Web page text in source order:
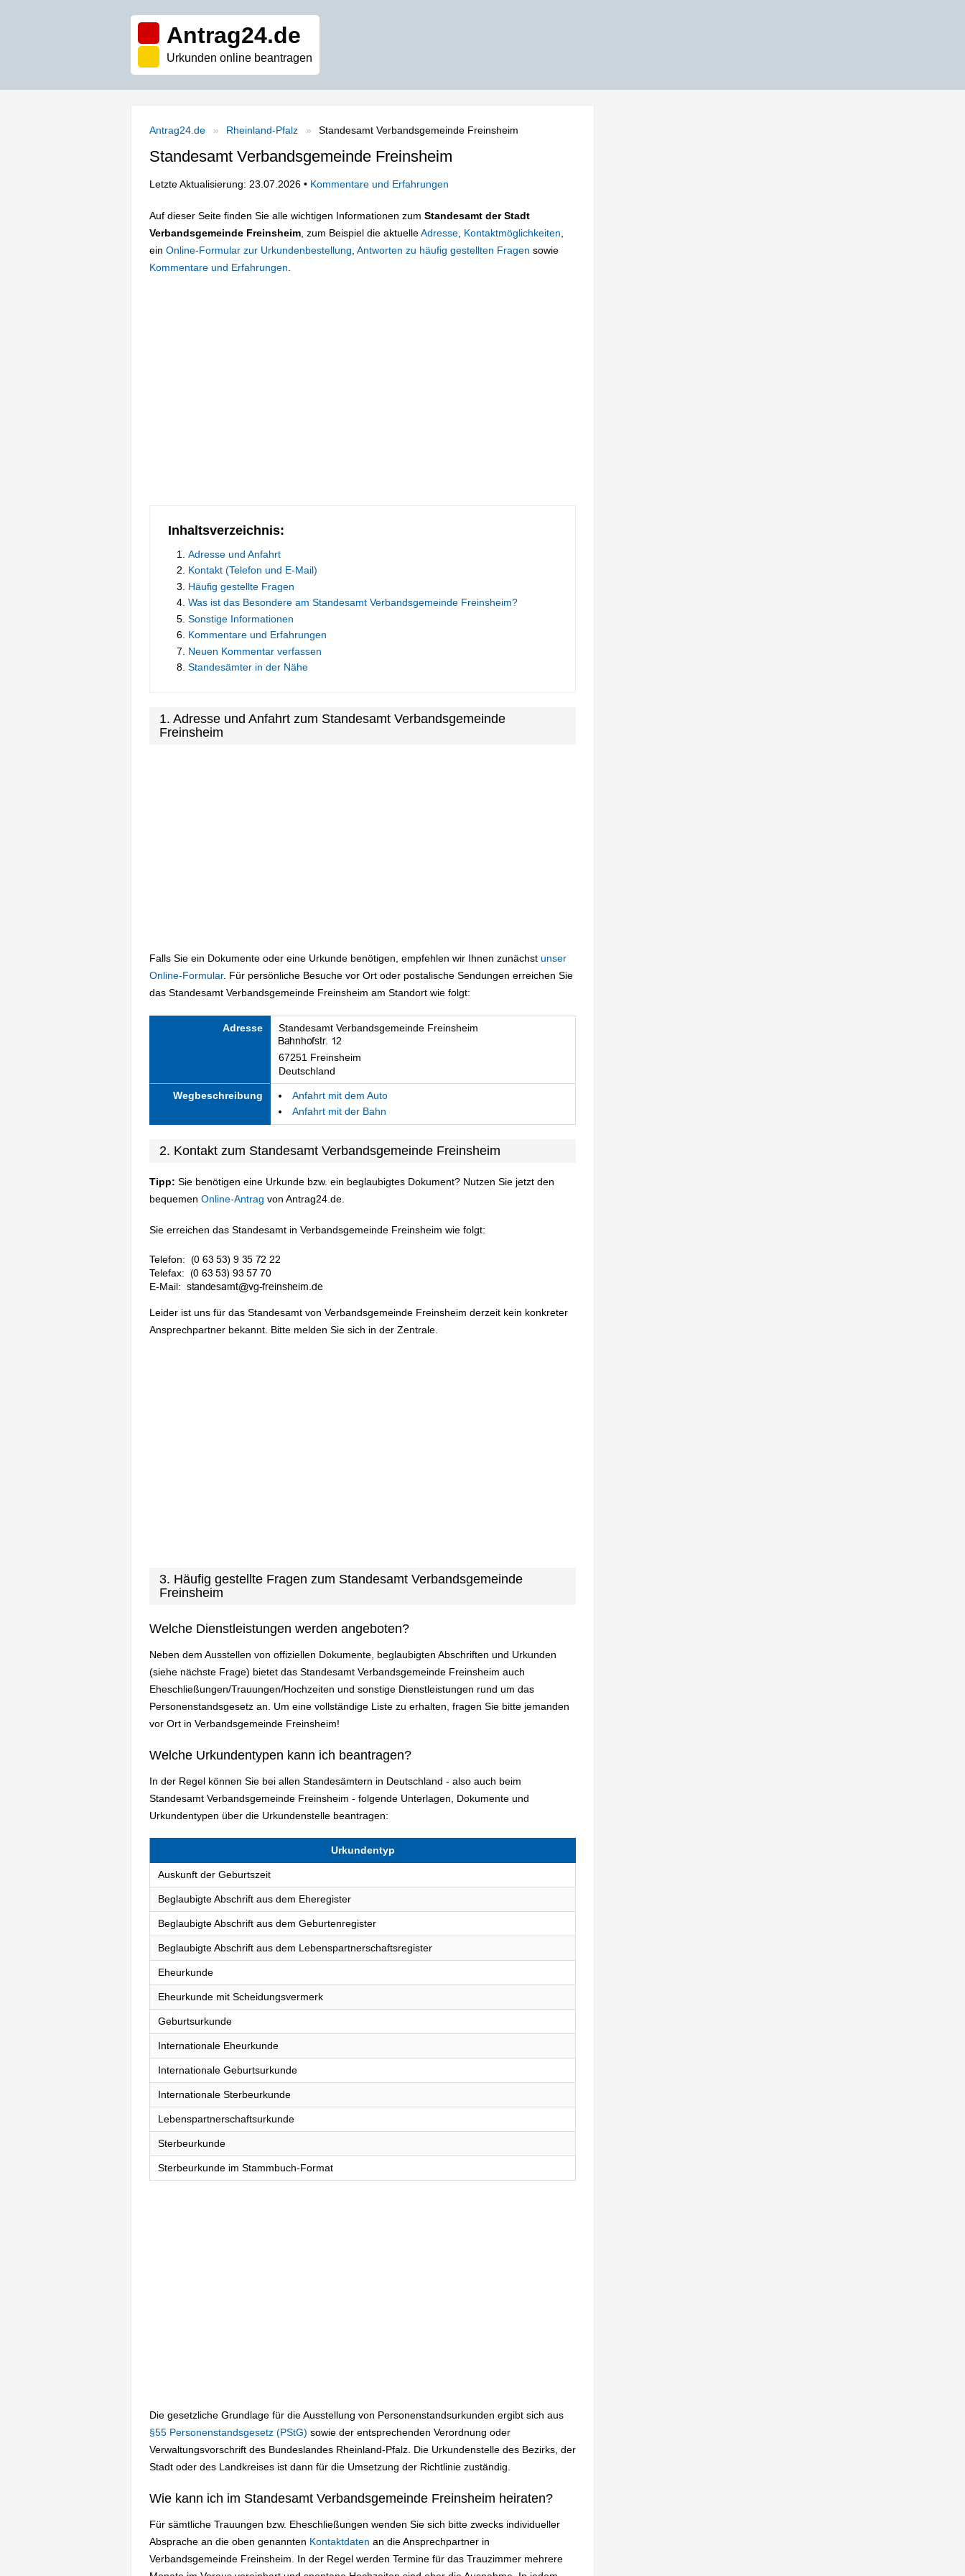
Antrag24.de
Urkunden online beantragen
Antrag24.de Rheinland-Pfalz Standesamt Verbandsgemeinde Freinsheim
Standesamt Verbandsgemeinde Freinsheim
Letzte Aktualisierung: 23.07.2026 • Kommentare und Erfahrungen
Auf dieser Seite finden Sie alle wichtigen Informationen zum Standesamt der Stadt
Verbandsgemeinde Freinsheim , zum Beispiel die aktuelleAdresse Kontaktmöglichkeiten
ein Online-Formular zur Urkundenbestellung Antworten zu häufig gestellten Fragen sowie
Kommentare und Erfahrungen
Inhaltsverzeichnis:
Adresse und Anfahrt
Kontakt (Telefon und E-Mail)
Häufig gestellte Fragen
Was ist das Besondere am Standesamt Verbandsgemeinde Freinsheim?
Sonstige Informationen
Kommentare und Erfahrungen
Neuen Kommentar verfassen
Standesämter in der Nähe
1. Adresse und Anfahrt zum Standesamt Verbandsgemeinde
Freinsheim
Falls Sie ein Dokumente oder eine Urkunde benötigen, empfehlen wir Ihnen zunächst unser
Online-Formular. Für persönliche Besuche vor Ort oder postalische Sendungen erreichen Sie
das Standesamt Verbandsgemeinde Freinsheim am Standort wie folgt:
Adresse Standesamt Verbandsgemeinde Freinsheim
67251 Freinsheim
Deutschland
Wegbeschreibung
Anfahrt mit dem Auto
Anfahrt mit der Bahn
2. Kontakt zum Standesamt Verbandsgemeinde Freinsheim
Tipp: Sie benötigen eine Urkunde bzw. ein beglaubigtes Dokument? Nutzen Sie jetzt den
bequemen Online-Antrag von Antrag24.de.
Sie erreichen das Standesamt in Verbandsgemeinde Freinsheim wie folgt:
Telefon:
Telefax:
E-Mail:
Leider ist uns für das Standesamt von Verbandsgemeinde Freinsheim derzeit kein konkreter
Ansprechpartner bekannt. Bitte melden Sie sich in der Zentrale.
3. Häufig gestellte Fragen zum Standesamt Verbandsgemeinde
Freinsheim
Welche Dienstleistungen werden angeboten?
Neben dem Ausstellen von offiziellen Dokumente, beglaubigten Abschriften und Urkunden
(siehe nächste Frage) bietet das Standesamt Verbandsgemeinde Freinsheim auch
Eheschließungen/Trauungen/Hochzeiten und sonstige Dienstleistungen rund um das
Personenstandsgesetz an. Um eine vollständige Liste zu erhalten, fragen Sie bitte jemanden
vor Ort in Verbandsgemeinde Freinsheim!
Welche Urkundentypen kann ich beantragen?
In der Regel können Sie bei allen Standesämtern in Deutschland - also auch beim
Standesamt Verbandsgemeinde Freinsheim - folgende Unterlagen, Dokumente und
Urkundentypen über die Urkundenstelle beantragen:
Urkundentyp
Auskunft der Geburtszeit
Beglaubigte Abschrift aus dem Eheregister
Beglaubigte Abschrift aus dem Geburtenregister
Beglaubigte Abschrift aus dem Lebenspartnerschaftsregister
Eheurkunde
Eheurkunde mit Scheidungsvermerk
Geburtsurkunde
Internationale Eheurkunde
Internationale Geburtsurkunde
Internationale Sterbeurkunde
Lebenspartnerschaftsurkunde
Sterbeurkunde
Sterbeurkunde im Stammbuch-Format
Die gesetzliche Grundlage für die Ausstellung von Personenstandsurkunden ergibt sich aus
§55 Personenstandsgesetz (PStG) sowie der entsprechenden Verordnung oder
Verwaltungsvorschrift des Bundeslandes Rheinland-Pfalz. Die Urkundenstelle des Bezirks, der
Stadt oder des Landkreises ist dann für die Umsetzung der Richtlinie zuständig.
Wie kann ich im Standesamt Verbandsgemeinde Freinsheim heiraten?
Für sämtliche Trauungen bzw. Eheschließungen wenden Sie sich bitte zwecks individueller
Absprache an die oben genannten Kontaktdaten an die Ansprechpartner in
Verbandsgemeinde Freinsheim. In der Regel werden Termine für das Trauzimmer mehrere